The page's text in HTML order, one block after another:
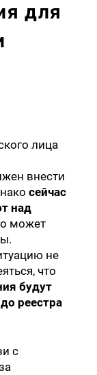
для
лица
внести
сейчас
над
может
не
что
будут
реестра
с